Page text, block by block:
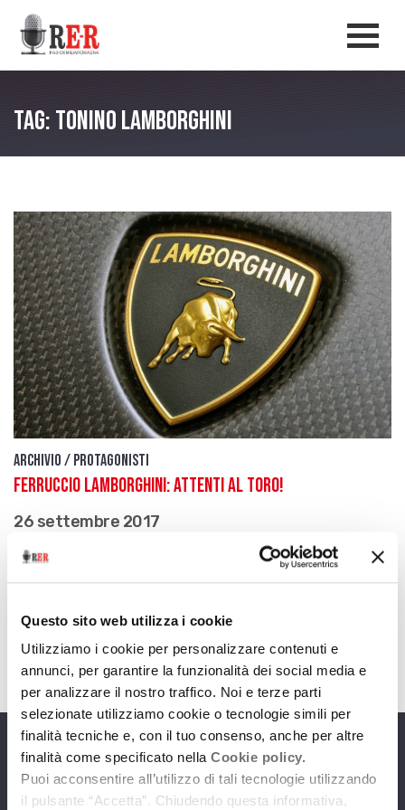
Questo sito web utilizza i cookie
Utilizziamo i cookie per personalizzare contenuti e
annunci, per garantire la funzionalità dei social media e
per analizzare il nostro traffico. Noi e terze parti
selezionate utilizziamo cookie o tecnologie simili per
finalità tecniche e, con il tuo consenso, anche per altre
finalità come specificato nella Cookie policy.
Puoi acconsentire all’utilizzo di tali tecnologie utilizzando
il pulsante “Accetta”. Chiudendo questa informativa,
Salta al contenuto principale
Tag: Tonino Lamborghini
Archivio / Protagonisti
Ferruccio Lamborghini: attenti al toro!
26 settembre 2017
L'uomo che sapeva infondere potenza taurina ai
suoi motori, dalle macchine agricole alle fiammanti
Ascolta downloadPodcast
Programmi